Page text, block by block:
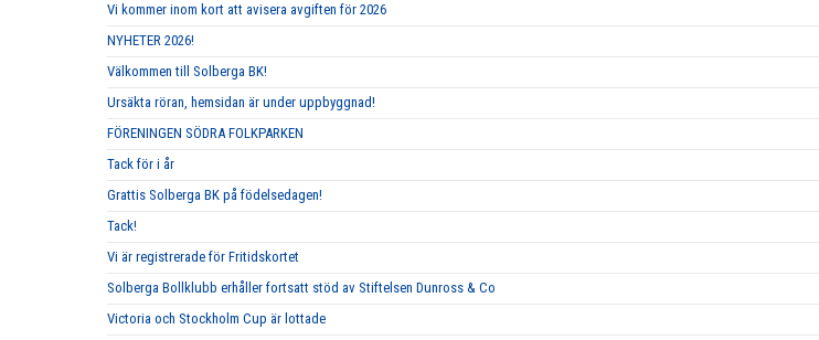
Vi kommer inom kort att avisera avgiften för 2026
NYHETER 2026!
Välkommen till Solberga BK!
Ursäkta röran, hemsidan är under uppbyggnad!
FÖRENINGEN SÖDRA FOLKPARKEN
Tack för i år
Grattis Solberga BK på födelsedagen!
Tack!
Vi är registrerade för Fritidskortet
Solberga Bollklubb erhåller fortsatt stöd av Stiftelsen Dunross & Co
Victoria och Stockholm Cup är lottade